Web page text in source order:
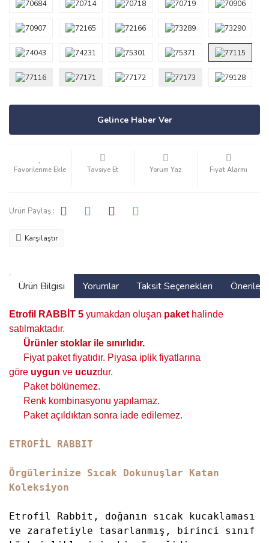
Gelince Haber Ver
Tavsiye Et Yorum Yaz Fiyat Alarmı
Ürün Paylaş :
Karşılaştır
Ürün Bilgisi Yorumlar Taksit Seçenekleri
Etrofil RABBİT 5 yumakdan oluşan pakethalinde
satılmaktadır.
Ürünler stoklar ile sınırlıdır.
Fiyat paket fiyatıdır. Piyasa iplik fiyatlarına
göre uygun ve ucuzdur.
Paket bölünemez.
Renk kombinasyonu yapılamaz.
Paket açıldıktan sonra iade edilemez.
ETROFİL RABBIT
Örgülerinize Sıcak Dokunuşlar Katan
Koleksiyon
Etrofil Rabbit, doğanın sıcak kucaklaması
ve zarafetiyle tasarlanmış, birinci sınıf